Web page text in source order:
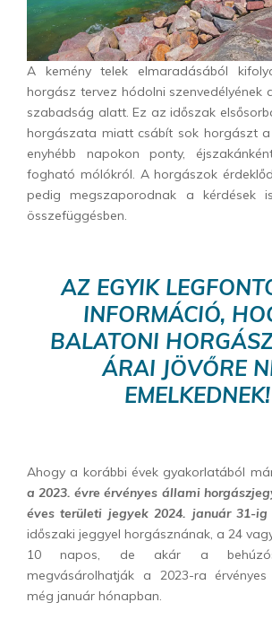
A kemény telek elmaradásából
horgász tervez hódolni szenvedélyének
szabadság alatt. Ez az időszak
horgászata miatt csábít sok horgászt
enyhébb napokon ponty,
fogható mólókról. A horgászok
pedig megszaporodnak a kérdések
összefüggésben.
AZ EGYIK
INFORMÁCIÓ,
BALATONI
ÁRAI JÖVŐRE
EMELKEDNEK!
Ahogy a korábbi évek gyakorlatából
a 2023. évre érvényes állami
éves területi jegyek 2024. január 31-ig
időszaki jeggyel horgásznának, a 24
10 napos, de akár a
megvásárolhatják a 2023-ra
még január hónapban.